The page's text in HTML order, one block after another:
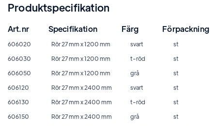
Produktspecifikation
Art.nr Specifikation Färg Förpackning
606020 Rör 27 mm x 1200 mm svart
st
606030
Rör 27 mm x 1200 mm t-röd
st
606050
Rör 27 mm x 1200 mm grå
st
606120
Rör 27 mm x 2400 mm svart
st
606130
Rör 27 mm x 2400 mm t-röd
st
606150
Rör 27 mm x 2400 mm grå
st